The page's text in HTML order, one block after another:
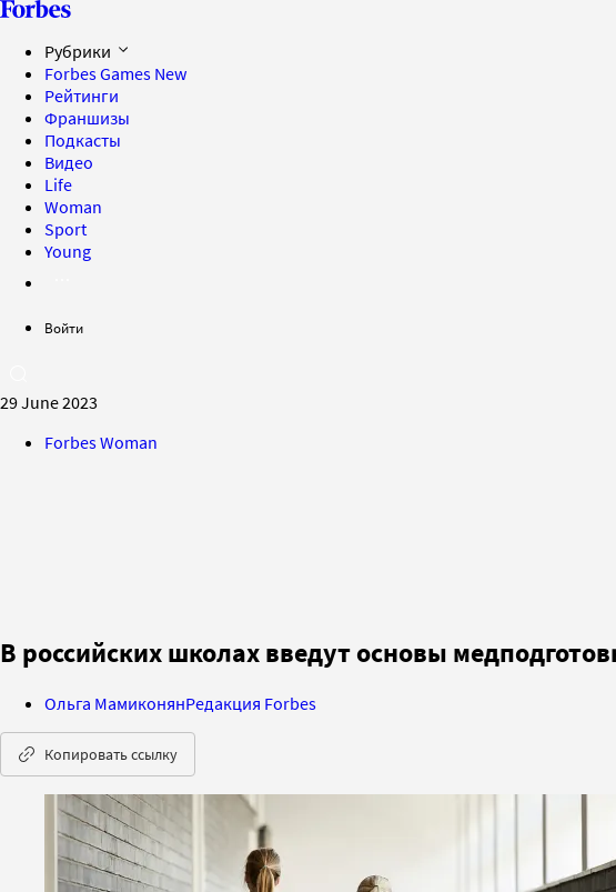
Рубрики
Forbes Games New
Рейтинги
Франшизы
Подкасты
Видео
Life
Woman
Sport
Young
Войти
29 June 2023
Forbes Woman
В российских школах введут основы
Ольга МамиконянРедакция Forbes
Копировать ссылку